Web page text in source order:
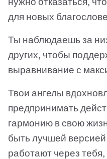
для новых
Ты наблюдаешь за
других, чтобы
выравнивание с
Твои ангелы
предпринимать
гармонию в свою
быть лучшей
работают через